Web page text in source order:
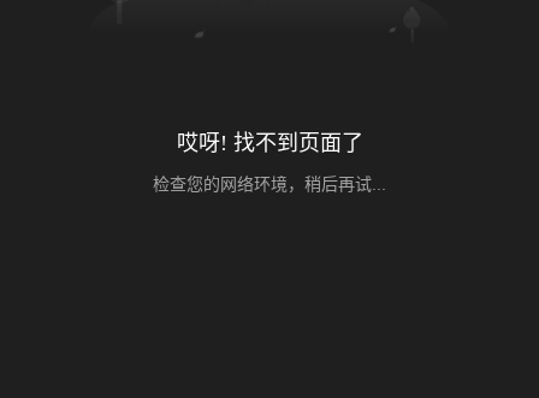
哎呀! 找不到页面了
检查您的网络环境，稍后再试...